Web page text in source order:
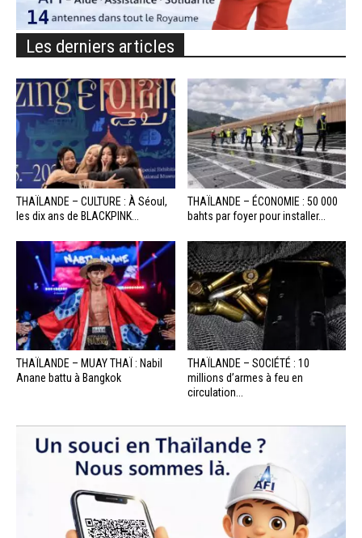
Les derniers articles
THAÏLANDE – CULTURE : À Séoul,
les dix ans de BLACKPINK...
THAÏLANDE – ÉCONOMIE : 50 000
bahts par foyer pour installer...
THAÏLANDE – MUAY THAÏ : Nabil
Anane battu à Bangkok
THAÏLANDE – SOCIÉTÉ : 10
millions d’armes à feu en
circulation...